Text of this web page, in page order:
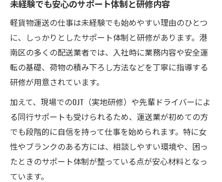
未経験でも安心のサポート体制と研修内容
軽貨物運送の仕事は未経験でも始めやすい理由のひとつ
に、しっかりとしたサポート体制と研修があります。港
南区の多くの配送業者では、入社時に業務内容や安全運
転の基礎、荷物の積み下ろし方法などを丁寧に指導する
研修が用意されています。
加えて、現場でのOJT（実地研修）や先輩ドライバーによ
る同行サポートも受けられるため、運送業が初めての方
でも段階的に自信を持って仕事を始められます。特に女
性やブランクのある方には、相談しやすい環境や、困っ
たときのサポート体制が整っている点が安心材料となっ
ています。